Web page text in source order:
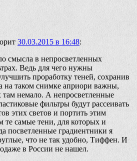
30.03.2015 в 16:48:
смысла в непросветленных
Ведь для чего нужны
проработку теней, сохранив
на таком снимке априори важны,
там немало. А непросветленные
фильтры будут рассеивать
этих светов и портить этим
те самые тени, для которых и
посветленные градиентники я
что не так удобно, Тиффен. И
в России не нашел.